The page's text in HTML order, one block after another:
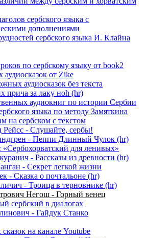
сербского языка с
дополнениями
сербского языка И. Клайна
по сербскому языку от book2
аудиосказок от Zike
аудиосказок без текста
прича за лаку ноћ (hr)
аудиокниг по истории Сербии
языка по методу Замяткина
на сербском с текстом
Рейсс - Слушайте, сербы!
- Пеппи Длинный Чулок (hr)
«Сербохорватский для ленивых»
- Рассказы из древности (hr)
- Секрет легкой жизни
- Сказка о почтальоне (hr)
- Троица в терновнике (hr)
Негош - Горный венец
сербский в диалогах
- Гайдук Станко
сказок на канале Youtube